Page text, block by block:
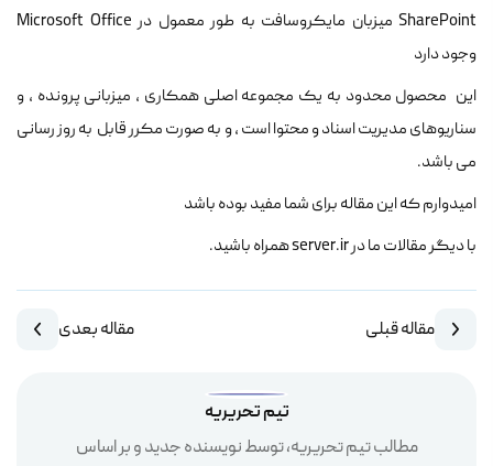
SharePoint میزبان مایکروسافت به طور معمول در Microsoft Office
وجود دارد
این محصول محدود به یک مجموعه اصلی همکاری ، میزبانی پرونده ، و
سناریوهای مدیریت اسناد و محتوا است ، و به صورت مکرر قابل به روز رسانی
می باشد.
امیدوارم که این مقاله برای شما مفید بوده باشد
با دیگر مقالات ما در server.ir همراه باشید.
مقاله قبلی مقاله بعدی
تیم تحریریه
مطالب تیم تحریریه، توسط نویسنده جدید و بر اساس